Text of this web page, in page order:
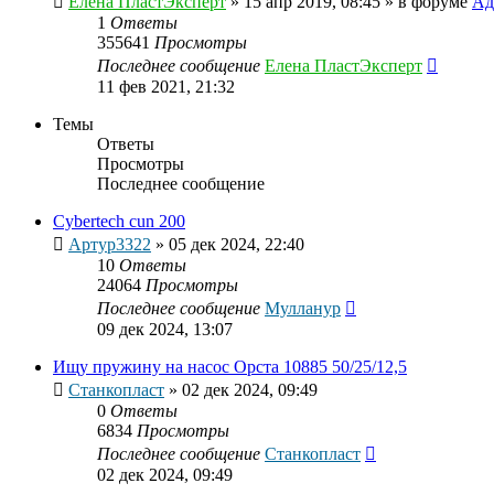
1 Ответы
355641 Просмотры
Последнее сообщение Елена ПластЭксперт
11 фев 2021, 21:32
Темы
Ответы
Просмотры
Последнее сообщение
Cybertech cun 200
Артур3322 » 05 дек 2024, 22:40
10 Ответы
24064 Просмотры
Последнее сообщение Мулланур
09 дек 2024, 13:07
Ищу пружину на насос Орста 10885 50/25/12,5
Станкопласт » 02 дек 2024, 09:49
0 Ответы
6834 Просмотры
Последнее сообщение Станкопласт
02 дек 2024, 09:49